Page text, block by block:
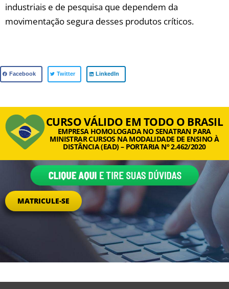
industriais ⁢e⁣ de pesquisa que dependem da‍
movimentação segura desses⁤ produtos críticos.
Facebook Twitter LinkedIn
CURSO VÁLIDO EM TODO O BRASIL
EMPRESA HOMOLOGADA NO SENATRAN PARA
MINISTRAR CURSOS NA MODALIDADE DE ENSINO À
DISTÂNCIA (EAD) – PORTARIA N° 2.462/2020
MATRICULE-SE